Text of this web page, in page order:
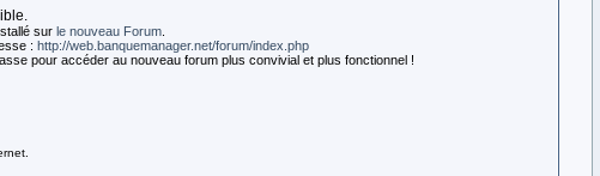
sur le nouveau Forum
: http://web.banquemanager.net/forum/index.php
pour accéder au nouveau forum plus convivial et plus fonctionnel !